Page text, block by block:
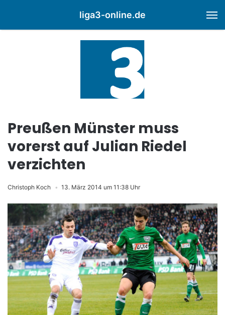
liga3-online.de
Preußen Münster muss
vorerst auf Julian Riedel
verzichten
Christoph Koch 13. März 2014 um 11:38 Uhr